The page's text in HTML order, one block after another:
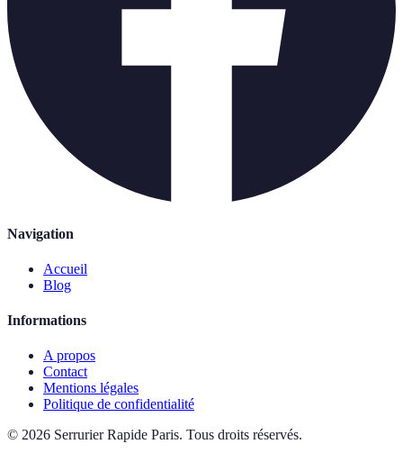
Navigation
Accueil
Blog
Informations
A propos
Contact
Mentions légales
Politique de confidentialité
© 2026 Serrurier Rapide Paris. Tous droits réservés.